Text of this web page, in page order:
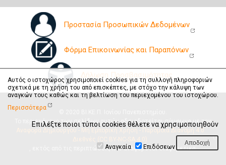
Προστασία Προσωπικών Δεδομένων
Φόρμα Επικοινωνίας και Παραπόνων
Δήλωση Προσβασιμότητας
Το περιεχόμενο των σελίδων αυτών αδειοδοτείται σύμφωνα με την
Αναφορά Δημιουργού - Μη Εμπορική Χρήση - Παρόμοια Διανομή 4.0
, εκτός από τις περιπτώσεις που αναφέρεται διαφορετικά.
Αυτός ο ιστοχώρος χρησιμοποιεί cookies για τη συλλογή πληροφοριών
σχετικά με τη χρήση του από επισκέπτες, με στόχο την κάλυψη των
αναγκών τους καθώς και τη βελτίωση του περιεχομένου του ιστοχώρου.
Περισσότερα
Επιλέξτε ποιοι τύποι cookies θέλετε να χρησιμοποιηθούν
Αναγκαία Επιδόσεων